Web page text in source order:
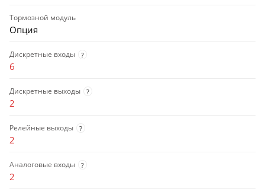
Тормозной модуль
Опция
Дискретные входы ?
6
Дискретные выходы ?
2
Релейные выходы ?
2
Аналоговые входы ?
2